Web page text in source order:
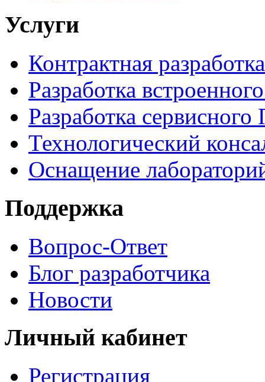
Услуги
Контрактная разработка
Разработка
Разработка
Технологический
Оснащение
Поддержка
Вопрос-Ответ
Блог разработчика
Новости
Личный кабинет
Регистрация